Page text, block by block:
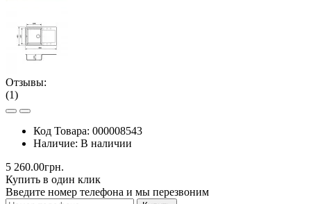
Отзывы:
(1)
Код Товара: 000008543
Наличие: В наличии
5 260.00грн.
Купить в один клик
Введите номер телефона и мы перезвоним